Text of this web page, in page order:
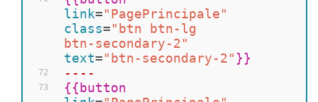
72
73
link="PagePrincipale"
class="btn btn-lg
btn-secondary-2"
text="btn-secondary-2" }}
----
{{ button